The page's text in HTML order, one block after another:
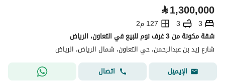
⃁1,300,000
3
3
127 م2
شقة مكونة من 3 غرف نوم للبيع في التعاون، الرياض
شارع زيد بن عبدالرحمن، حي التعاون، شمال الرياض، الرياض
الإيميل
اتصال